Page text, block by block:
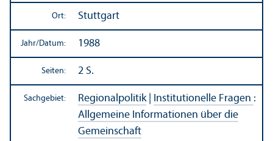
Ort: Stuttgart
Jahr/Datum: 1988
Seiten: 2 S.
Sachgebiet: Regionalpolitik| Institutionelle Fragen :
Allgemeine Informationen über die
Gemeinschaft